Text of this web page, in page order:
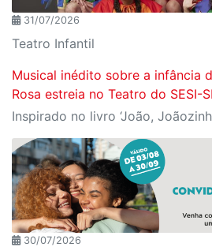
31/07/2026
Teatro Infantil
Musical inédito sobre a infância
Rosa estreia no Teatro do SESI-
30/07/2026